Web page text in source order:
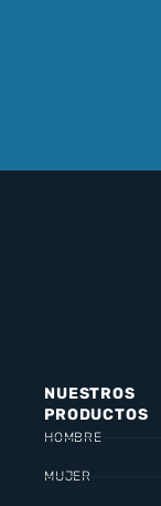
NUESTROS
PRODUCTOS
HOMBRE
MUJER